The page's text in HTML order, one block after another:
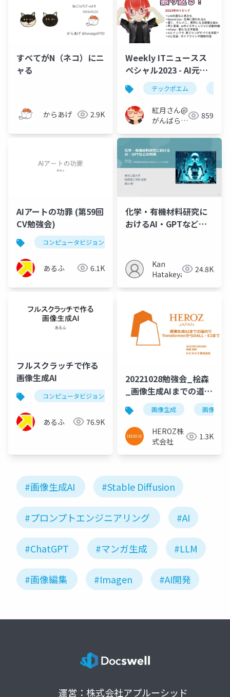
すべてがN（ネコ）にニ
ャる
からあげ 2.9K
Weekly ITニュースス
ペシャル2023 - AI元年
を全部振り返る！
テックポエム
紅月さん@
がんばらな
859
AIアートの功罪 (第59回
CV勉強会)
コンピュータビジョン
あるふ 6.1K
化学・有機材料研究に
おけるAI・GPTなどの
Kan
Hatakeyama24.8K
フルスクラッチで作る
画像生成AI
コンピュータビジョン text-to-image imagen
あるふ 76.9K
20221028勉強会_桧森
_画像生成AIまでの道の
り
画像生成 画像チー
HEROZ株
式会社
1.3K
#画像生成AI #Stable Diffusion
#プロンプトエンジニアリング #AI
#ChatGPT #マンガ生成 #LLM
#画像編集 #Imagen #AI開発
運営：株式会社アプルーシッド